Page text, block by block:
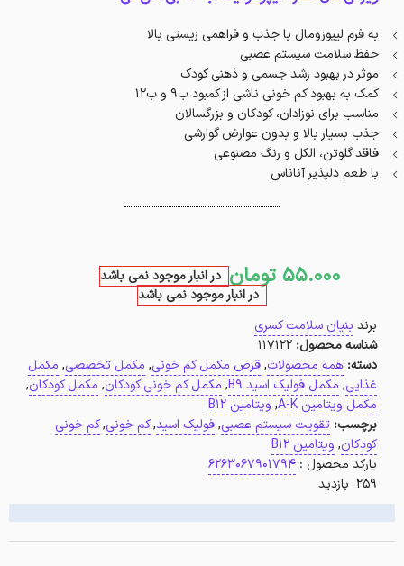
به فرم لیپوزومال با جذب و فراهمی زیستی بالا
حفظ سلامت سیستم عصبی
موثر در بهبود رشد جسمی و ذهنی کودک
کمک به بهبود کم خونی ناشی از کمبود ب9 و ب12
مناسب برای نوزادان، کودکان و بزرگسالان
جذب بسیار بالا و بدون عوارض گوارشی
فاقد گلوتن، الکل و رنگ مصنوعی
با طعم دلپذیر آناناس
55.000 تومان در انبار موجود نمی باشد
در انبار موجود نمی باشد
برند بنیان سلامت کسری
شناسه محصول: 117122
دسته: همه محصولات,قرص مکمل کم خونی, مکمل تخصصی, مکمل
غذایی, مکمل فولیک اسید B9 , مکمل کم خونی کودکان, مکمل کودکان,
مکمل ویتامین A-K
, ویتامین B12
برچسب: تقویت سیستم عصبی,فولیک اسید,کم خونی,کم خونی
کودکان, ویتامین B12
بارکد محصول : 6263067901794
259 بازدید